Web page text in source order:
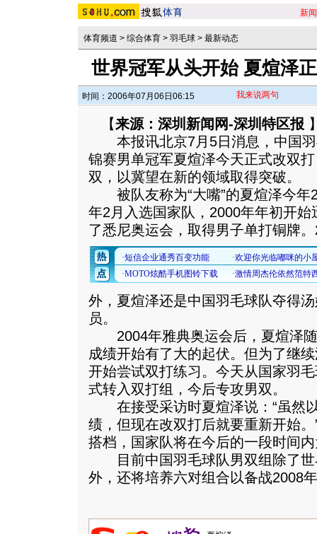
新闻
体育频道 > 综合体育 > 羽毛球 > 最新动态
世界冠军从头开始 夏煊泽
时间：2006年07月06日06:15 我来说两句
【来源：深圳新闻网-深圳特区报
本报讯北京7月5日消息，中国羽
锦赛男单冠军夏煊泽今天正式改双
双，以冀望在新的领域取得突破。
被队友称为“大嘴”的夏煊泽今年
年2月入选国家队，2000年年初开
了悉尼奥运会，取得男子单打铜牌。
外，夏煊泽还是中国羽毛球队夺得
员。
2004年雅典奥运会后，夏煊泽随
成绩开始有了大的起伏。但为了继
开始尝试双打练习。今天从国家羽
式转入双打组，今后专攻男双。
在接受采访时夏煊泽说：“虽然
绩，但现在改双打后就要重新开始
搭档，国家队将在今后的一段时间
目前中国羽毛球队男双组除了世
外，还将培养六对组合以备战2008